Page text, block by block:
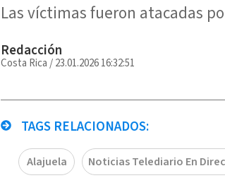
Las víctimas fueron atacadas
Redacción
Costa Rica /23.01.2026 16:32:51
TAGS RELACIONADOS:
Alajuela Noticias Telediario En